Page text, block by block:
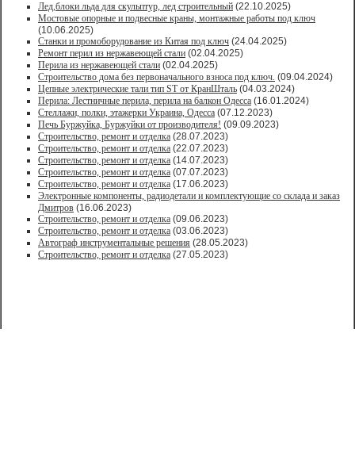
Лед,блоки льда для скульптур, лед строительный (22.10.2025)
Мостовые опорные и подвесные краны, монтажные работы под ключ
(10.06.2025)
Станки и промоборудование из Китая под ключ (24.04.2025)
Ремонт перил из нержавеющей стали (02.04.2025)
Перила из нержавеющей стали (02.04.2025)
Строительство дома без первоначального взноса под ключ. (09.04.2024)
Цепные электрические тали тип ST от КранШталь (04.03.2024)
Перила: Лестничные перила, перила на балкон Одесса (16.01.2024)
Стеллажи, полки, этажерки Украина, Одесса (07.12.2023)
Печь Буржуйка, Буржуйки от производителя! (09.09.2023)
Строительство, ремонт и отделка (28.07.2023)
Строительство, ремонт и отделка (22.07.2023)
Строительство, ремонт и отделка (14.07.2023)
Строительство, ремонт и отделка (07.07.2023)
Строительство, ремонт и отделка (17.06.2023)
Электронные компоненты, радиодетали и комплектующие со склада и заказ
Дмитров (16.06.2023)
Строительство, ремонт и отделка (09.06.2023)
Строительство, ремонт и отделка (03.06.2023)
Автограф инструментальные решения (28.05.2023)
Строительство, ремонт и отделка (27.05.2023)